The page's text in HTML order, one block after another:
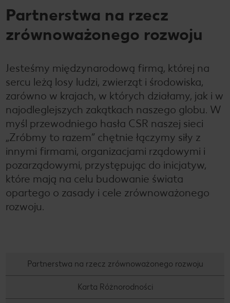
Partnerstwa na rzecz
zrównoważonego rozwoju
Jesteśmy międzynarodową firmą, której na
sercu leżą losy ludzi, zwierząt i środowiska,
zarówno w krajach, w których działamy, jak i w
najodleglejszych zakątkach naszego globu. W
myśl przewodniego hasła CSR naszej sieci
„Zróbmy to razem” chętnie łączymy siły z
innymi firmami, organizacjami rządowymi i
pozarządowymi, przystępując do inicjatyw,
które mają na celu budowanie świata
opartego o zasady i cele zrównoważonego
rozwoju.
Partnerstwa na rzecz zrównoważonego rozwoju
Karta Różnorodności